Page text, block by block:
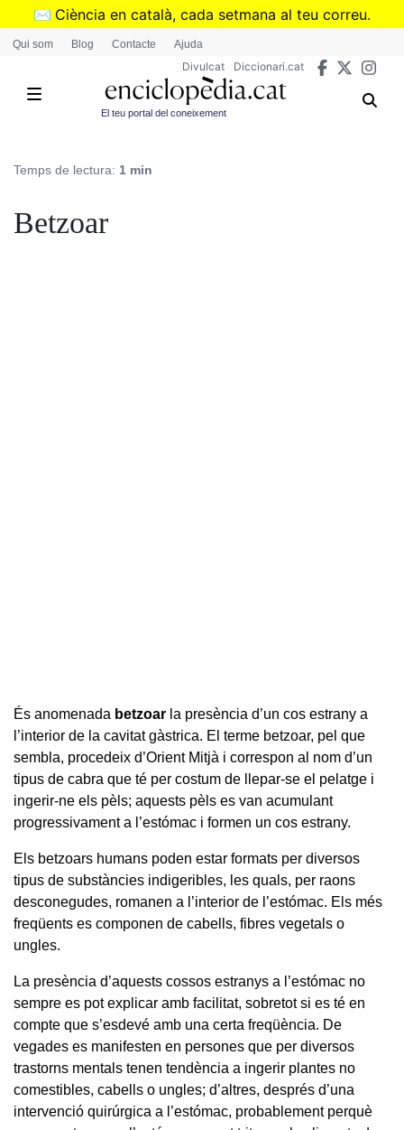
Vés
✉️ Ciència en català, cada setmana al teu correu.
➜Subscriu-te al butlletí de Divulcat
Qui som Blog Contacte Ajuda
Divulcat Diccionari.cat
El teu portal del coneixement
Temps de lectura: 1 min
Betzoar
És anomenada betzoar la presència d’un cos estrany a
l’interior de la cavitat gàstrica. El terme betzoar, pel que
sembla, procedeix d’Orient Mitjà i correspon al nom d’un
tipus de cabra que té per costum de llepar-se el pelatge i
ingerir-ne els pèls; aquests pèls es van acumulant
progressivament a l’estómac i formen un cos estrany.
Els betzoars humans poden estar formats per diversos
tipus de substàncies indigeribles, les quals, per raons
desconegudes, romanen a l’interior de l’estómac. Els més
freqüents es componen de cabells, fibres vegetals o
ungles.
La presència d’aquests cossos estranys a l’estómac no
sempre es pot explicar amb facilitat, sobretot si es té en
compte que s’esdevé amb una certa freqüència. De
vegades es manifesten en persones que per diversos
trastorns mentals tenen tendència a ingerir plantes no
comestibles, cabells o ungles; d’altres, després d’una
intervenció quirúrgica a l’estómac, probablement perquè